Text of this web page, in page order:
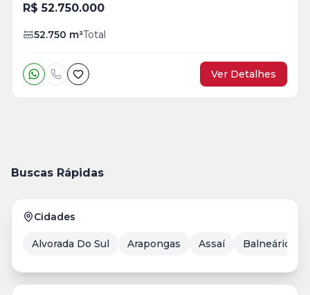
R$ 52.750.000
52.750 m²Total
Ver Detalhes
Buscas Rápidas
Cidades
Alvorada Do Sul Arapongas Assaí Balneário